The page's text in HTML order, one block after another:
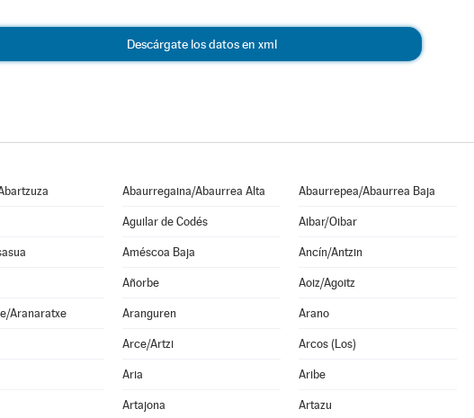
Descárgate los datos en xml
Abaurregaina/Abaurrea Alta Abaurrepea/Abaurrea Baja
Aguilar de Codés Aibar/Oibar
Améscoa Baja Ancín/Antzin
Añorbe Aoiz/Agoitz
Aranaratxe Aranguren Arano
Arce/Artzi Arcos (Los)
Aria Aribe
Artajona Artazu